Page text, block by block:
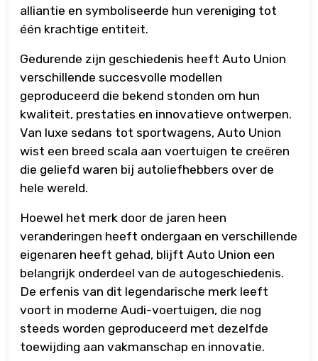
alliantie en symboliseerde hun vereniging tot
één krachtige entiteit.
Gedurende zijn geschiedenis heeft Auto Union
verschillende succesvolle modellen
geproduceerd die bekend stonden om hun
kwaliteit, prestaties en innovatieve ontwerpen.
Van luxe sedans tot sportwagens, Auto Union
wist een breed scala aan voertuigen te creëren
die geliefd waren bij autoliefhebbers over de
hele wereld.
Hoewel het merk door de jaren heen
veranderingen heeft ondergaan en verschillende
eigenaren heeft gehad, blijft Auto Union een
belangrijk onderdeel van de autogeschiedenis.
De erfenis van dit legendarische merk leeft
voort in moderne Audi-voertuigen, die nog
steeds worden geproduceerd met dezelfde
toewijding aan vakmanschap en innovatie.